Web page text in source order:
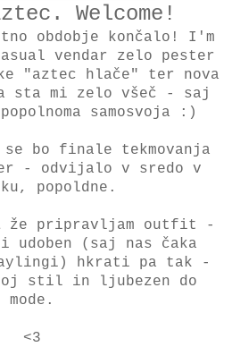
Welcome!
obdobje končalo! I'm
vendar zelo pester
"aztec hlače" ter nova
sta mi zelo všeč - saj
samosvoja :)
se bo finale tekmovanja
- odvijalo v sredo v
popoldne.
že pripravljam outfit -
(saj nas čaka
hkrati pa tak -
stil in ljubezen do
mode.
<3